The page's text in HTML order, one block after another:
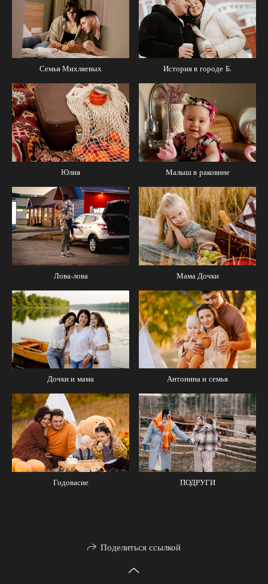
Семья Михляевых История в городе Б.
Юлия Малыш в раковине
Лова-лова Мама Дочки
Дочки и мама Антонина и семья
Годовасие ПОДРУГИ
Поделиться ссылкой